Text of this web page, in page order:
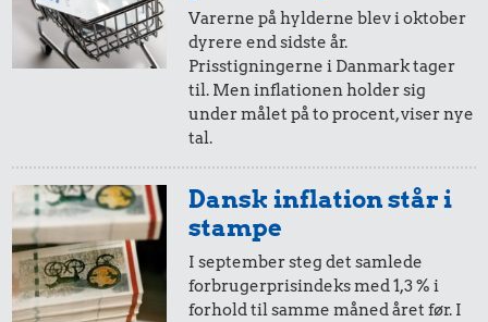
flæskesvær
0,26 kr.
1 kg havregryn
0,37 kr.
6 æg
Varerne på hylderne blev i oktober
dyrere end sidste år.
Prisstigningerne i Danmark tager
til. Men inflationen holder sig
under målet på to procent, viser nye
tal.
Dansk inflation står i
stampe
I september steg det samlede
forbrugerprisindeks med 1,3 % i
forhold til samme måned året før. I